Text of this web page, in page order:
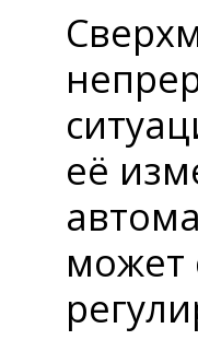
её
может